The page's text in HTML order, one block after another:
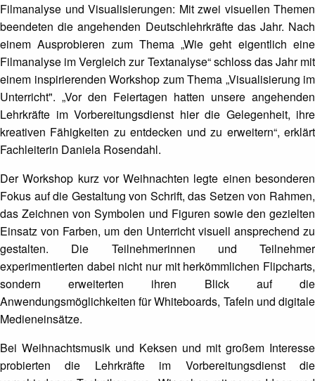
Filmanalyse und Visualisierungen: Mit zwei visuellen Themen
beendeten die angehenden Deutschlehrkräfte das Jahr. Nach
einem Ausprobieren zum Thema „Wie geht eigentlich eine
Filmanalyse im Vergleich zur Textanalyse“ schloss das Jahr mit
einem inspirierenden Workshop zum Thema „Visualisierung im
Unterricht". „Vor den Feiertagen hatten unsere angehenden
Lehrkräfte im Vorbereitungsdienst hier die Gelegenheit, ihre
kreativen Fähigkeiten zu entdecken und zu erweitern“, erklärt
Fachleiterin Daniela Rosendahl.
Der Workshop kurz vor Weihnachten legte einen besonderen
Fokus auf die Gestaltung von Schrift, das Setzen von Rahmen,
das Zeichnen von Symbolen und Figuren sowie den gezielten
Einsatz von Farben, um den Unterricht visuell ansprechend zu
gestalten. Die Teilnehmerinnen und Teilnehmer
experimentierten dabei nicht nur mit herkömmlichen Flipcharts,
sondern erweiterten ihren Blick auf die
Anwendungsmöglichkeiten für Whiteboards, Tafeln und digitale
Medieneinsätze.
Bei Weihnachtsmusik und Keksen und mit großem Interesse
probierten die Lehrkräfte im Vorbereitungsdienst die